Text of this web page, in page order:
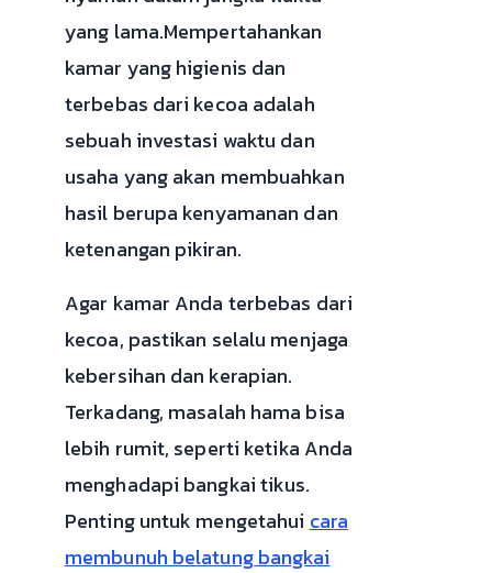
yang lama.Mempertahankan
kamar yang higienis dan
terbebas dari kecoa adalah
sebuah investasi waktu dan
usaha yang akan membuahkan
hasil berupa kenyamanan dan
ketenangan pikiran.
Agar kamar Anda terbebas dari
kecoa, pastikan selalu menjaga
kebersihan dan kerapian.
Terkadang, masalah hama bisa
lebih rumit, seperti ketika Anda
menghadapi bangkai tikus.
Penting untuk mengetahui cara
membunuh belatung bangkai